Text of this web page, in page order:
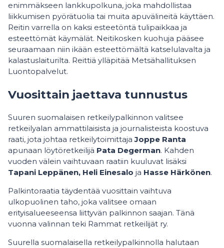
enimmäkseen lankkupolkuna, joka mahdollistaa
liikkumisen pyörätuolia tai muita apuvälineitä käyttäen.
Reitin varrella on kaksi esteetöntä tulipaikkaa ja
esteettömät käymälät. Neitikosken kuohuja pääsee
seuraamaan niin ikään esteettömältä katselulavalta ja
kalastuslaiturilta. Reittiä ylläpitää Metsähallituksen
Luontopalvelut.
Vuosittain jaettava tunnustus
Suuren suomalaisen retkeilypalkinnon valitsee
retkeilyalan ammattilaisista ja journalisteista koostuva
raati, jota johtaa retkeilytoimittajaJoppe Ranta
apunaan löytöretkeilijä Pata Degerman. Kahden
vuoden välein vaihtuvaan raatiin kuuluvat lisäksi
Tapani Leppänen, Heli Einesalo ja Hasse Härkönen.
Palkintoraatia täydentää vuosittain vaihtuva
ulkopuolinen taho, joka valitsee omaan
erityisalueeseensa liittyvän palkinnon saajan. Tänä
vuonna valinnan teki Rammat retkeilijät ry.
Suurella suomalaisella retkeilypalkinnolla halutaan